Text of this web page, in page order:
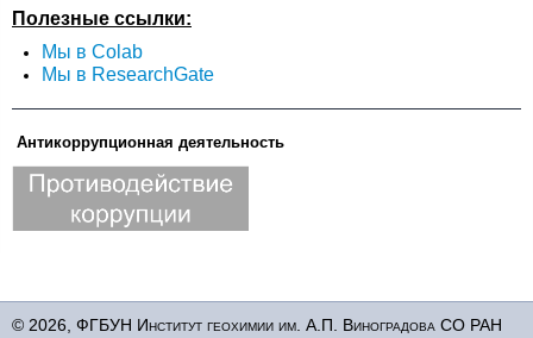
Полезные ссылки:
Мы в Colab
Мы в ResearchGate
Антикоррупционная деятельность
© 2026, ФГБУН Институт геохимии им. А.П. Виноградова СО РАН